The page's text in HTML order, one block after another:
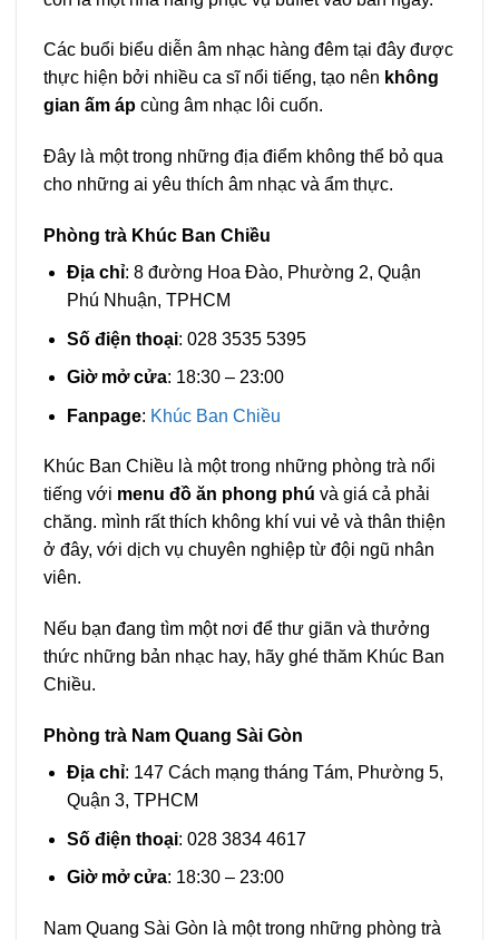
Các buổi biểu diễn âm nhạc hàng đêm tại đây được
thực hiện bởi nhiều ca sĩ nổi tiếng, tạo nên không
gian ấm áp cùng âm nhạc lôi cuốn.
Đây là một trong những địa điểm không thể bỏ qua
cho những ai yêu thích âm nhạc và ẩm thực.
Phòng trà Khúc Ban Chiều
Địa chỉ: 8 đường Hoa Đào, Phường 2, Quận
Phú Nhuận, TPHCM
Số điện thoại: 028 3535 5395
Giờ mở cửa: 18:30 – 23:00
Fanpage: Khúc Ban Chiều
Khúc Ban Chiều là một trong những phòng trà nổi
tiếng với menu đồ ăn phong phú và giá cả phải
chăng. mình rất thích không khí vui vẻ và thân thiện
ở đây, với dịch vụ chuyên nghiệp từ đội ngũ nhân
viên.
Nếu bạn đang tìm một nơi để thư giãn và thưởng
thức những bản nhạc hay, hãy ghé thăm Khúc Ban
Chiều.
Phòng trà Nam Quang Sài Gòn
Địa chỉ: 147 Cách mạng tháng Tám, Phường 5,
Quận 3, TPHCM
Số điện thoại: 028 3834 4617
Giờ mở cửa: 18:30 – 23:00
Nam Quang Sài Gòn là một trong những phòng trà